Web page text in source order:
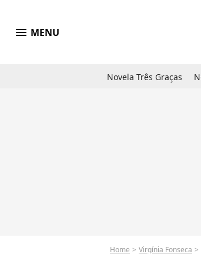
menu MENU
Novela Três Graças
Home Virgínia Fonseca